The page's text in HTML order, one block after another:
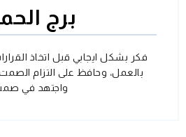
برج
فكر بشكل ايجابي قبل اتخاذ
بالعمل، وحافظ على التزام
واجتهد في